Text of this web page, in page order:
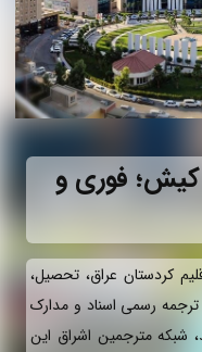
فوری و
کردستان عراق، تحصیل،
ترجمه رسمی اسناد و مدارک
شبکه مترجمین اشراق این